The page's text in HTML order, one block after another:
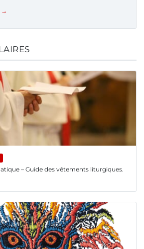
→
– Guide des vêtements liturgiques.